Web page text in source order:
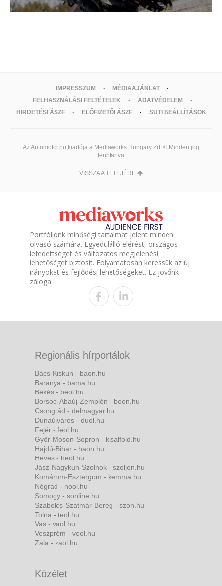
IMPRESSZUM
MÉDIAAJÁNLAT
FELHASZNÁLÁSI FELTÉTELEK
ADATVÉDELEM
HIRDETÉSI ÁSZF
ELŐFIZETŐI ÁSZF SÜTI BEÁLLÍTÁSOK
Az Automotor.hu kiadója a Mediaworks Hungary Zrt. © Minden jog
fenntartva
VISSZA A TETEJÉRE
Portfóliónk minőségi tartalmat jelent minden
olvasó számára. Egyedülálló elérést, országos
lefedettséget és változatos megjelenési
lehetőséget biztosít. Folyamatosan keressük az új
irányokat és fejlődési lehetőségeket. Ez jövőnk
záloga.
Regionális hírportálok
Bács-Kiskun - baon.hu
Baranya - bama.hu
Békés - beol.hu
Borsod-Abaúj-Zemplén - boon.hu
Csongrád - delmagyar.hu
Dunaújváros - duol.hu
Fejér - feol.hu
Győr-Moson-Sopron - kisalfold.hu
Hajdú-Bihar - haon.hu
Heves - heol.hu
Jász-Nagykun-Szolnok - szoljon.hu
Komárom-Esztergom - kemma.hu
Nógrád - nool.hu
Somogy - sonline.hu
Szabolcs-Szatmár-Bereg - szon.hu
Tolna - teol.hu
Vas - vaol.hu
Veszprém - veol.hu
Zala - zaol.hu
Közélet